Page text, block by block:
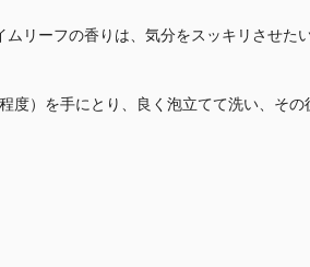
リーフの香りは、気分をスッキリさせた
度）を手にとり、良く泡立てて洗い、その